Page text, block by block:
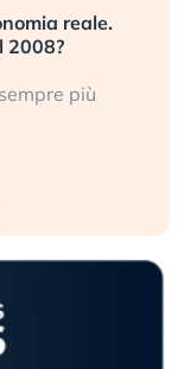
reale.
2008?
più